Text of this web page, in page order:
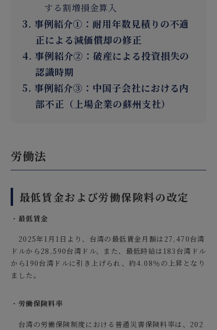
する割増損金算入
3. 事例紹介①：耐用年数見積りの不適
正による減価償却の修正
4. 事例紹介②：破産による投資損失の
認識時期
5. 事例紹介③：中国子会社における内
部不正（上場企業の蘇州支社）
労働法
最低賃金および労働保険料の改定
・ 最低賃金
2025年1月1日より、台湾の最低賃金月額は27,470台湾
ドルから28,590台湾ドル、また、最低時給は183台湾ドル
から190台湾ドルに引き上げられ、約4.08％の上昇となり
ました。
・ 労働保険料率
台湾の労働保険制度における普通災害保険料率は、202